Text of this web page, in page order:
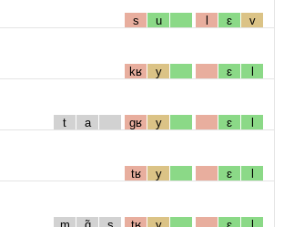
s u l ɛ v
kʁ y ɛ l
t a gʁ y ɛ l
tʁ y ɛ l